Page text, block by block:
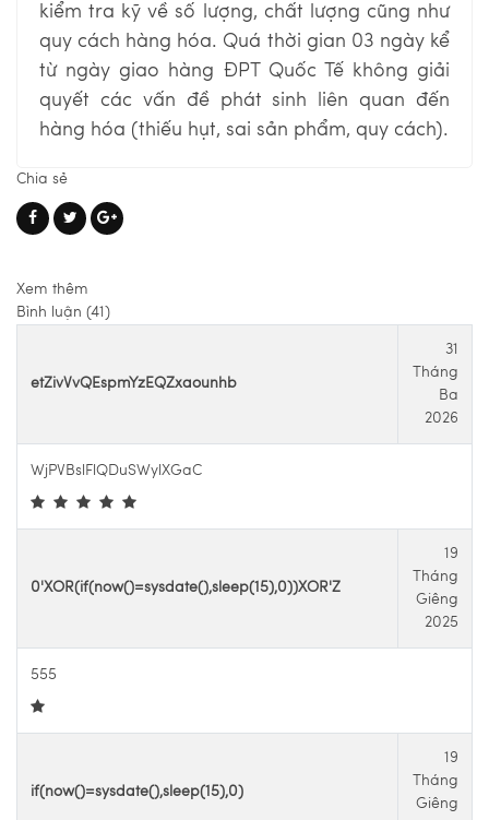
kiểm tra kỹ về số lượng, chất lượng cũng như
quy cách hàng hóa. Quá thời gian 03 ngày kể
từ ngày giao hàng ĐPT Quốc Tếkhông giải
quyết các vấn đề phát sinh liên quan đến
hàng hóa (thiếu hụt, sai sản phẩm, quy cách).
Chia sẻ
Xem thêm
Bình luận (41)
etZivVvQEspmYzEQZxaounhb
31
Tháng
Ba
2026
WjPVBslFlQDuSWylXGaC
0'XOR(if(now()=sysdate(),sleep(15),0))XOR'Z
19
Tháng
Giêng
2025
555
if(now()=sysdate(),sleep(15),0)
19
Tháng
Giêng